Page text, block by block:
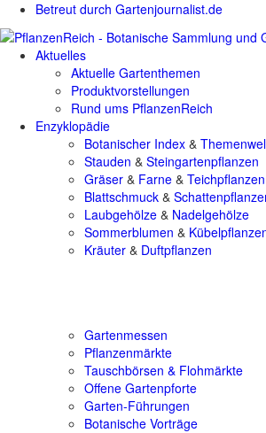
Betreut durch Gartenjournalist.de
Aktuelles
Aktuelle Gartenthemen
Produktvorstellungen
Rund ums PflanzenReich
Enzyklopädie
Botanischer Index &
Stauden & Steingartenpflanzen
Gräser & Farne & Teichpflanzen
Blattschmuck &
Laubgehölze & Nadelgehölze
Sommerblumen &
Kräuter & Duftpflanzen
Gartenmessen
Pflanzenmärkte
Tauschbörsen & Flohmärkte
Offene Gartenpforte
Garten-Führungen
Botanische Vorträge